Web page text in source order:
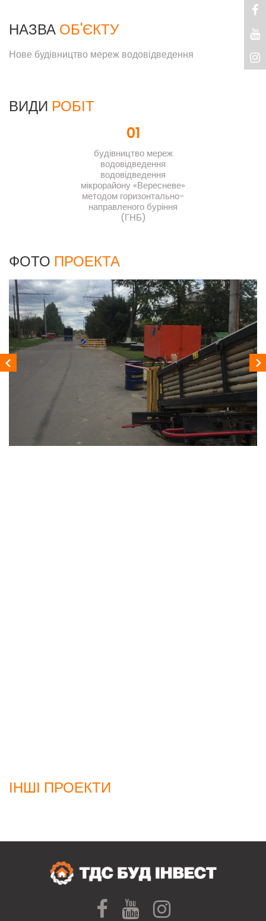
НАЗВА ОБ'ЄКТУ
Нове будівництво мереж водовідведення
ВИДИ РОБІТ
01
будівництво мереж
водовідведення
водовідведення
мікрорайону «Вересневе»
методом горизонтально-
направленого буріння
(ГНБ)
ФОТО ПРОЕКТА
ІНШІ ПРОЕКТИ